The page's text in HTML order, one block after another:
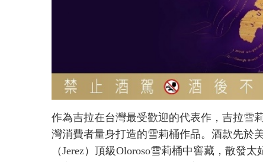
作為吉拉在台灣最受歡迎的代表作，吉拉雪
灣消費者量身打造的雪莉桶作品。酒款先於
（Jerez）頂級Oloroso雪莉桶中窖藏，散發